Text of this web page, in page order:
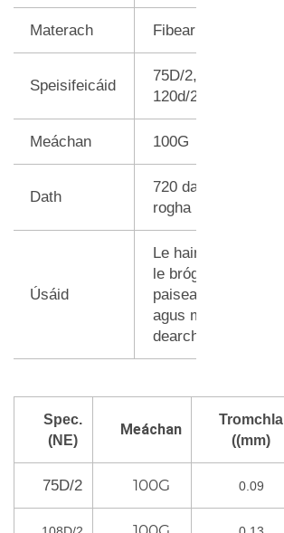
Materach Fibear poléistéar
Speisifeicáid
75D/2, 108d/2,
120d/2, 150d/2
Meáchan 100G
Dath
720 dath chun do
rogha
Úsáid
Le hainneoin cosúil
le bróga, hataí,
paiseanna, codladh
agus míreanna
dearchonaíocha...
Spec.
(NE)
Meáchan
Tromchla
((mm)
75D/2 100G 0.09